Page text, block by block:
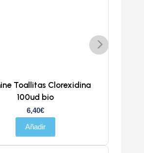
Toallitas Clorexidina
100ud bio
6,40€
Añadir